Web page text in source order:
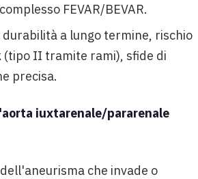
FEVAR/BEVAR.
durabilità a lungo termine, rischio
(tipo II tramite rami), sfide di
precisa.
iuxtarenale/pararenale
che invade o